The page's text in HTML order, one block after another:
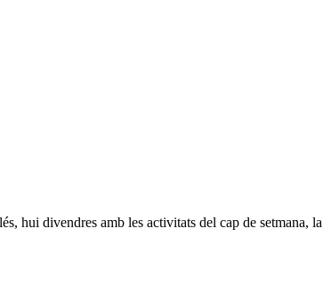
hui divendres amb les activitats del cap de setmana,